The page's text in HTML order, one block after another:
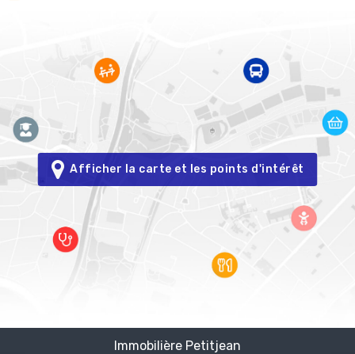
Afficher la carte et les points d'intérêt
Immobilière Petitjean